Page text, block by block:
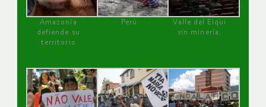
Amazonía
defiende su
territorio
Perú
Valle del Elqui
sin minería.